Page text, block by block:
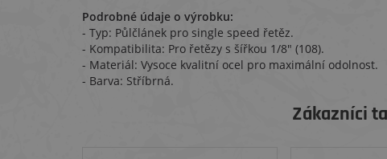
Podrobné údaje o výrobku:
- Typ: Půlčlánek pro single speed řetěz.
- Kompatibilita: Pro řetězy s šířkou 1/8" (108).
- Materiál: Vysoce kvalitní ocel pro maximální odolnost.
- Barva: Stříbrná.
Zákazníci